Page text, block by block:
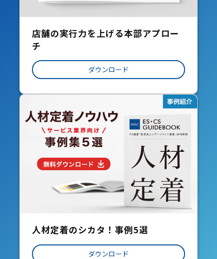
店舗の実行力を上げる本部アプロー
チ
ダウンロード
人材定着のシカタ！事例5選
ダウンロード